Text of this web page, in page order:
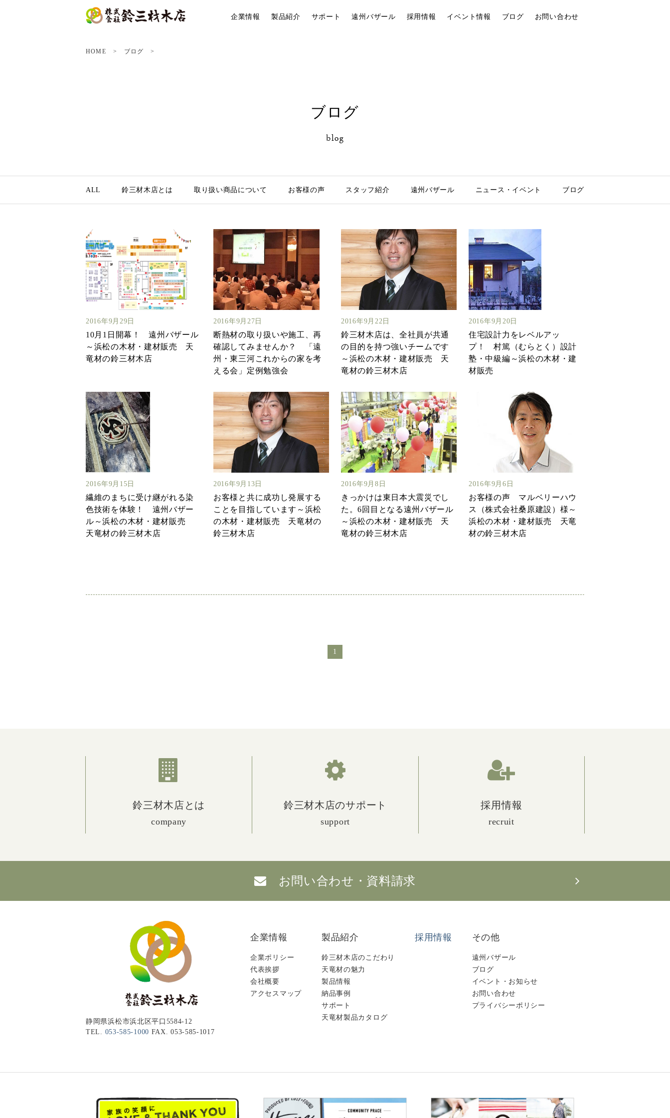
企業情報 製品紹介 サポート 遠州バザール 採用情報 イベント情報 ブログ お問い合わせ
HOME ブログ
ブログ
blog
ALL 鈴三材木店とは 取り扱い商品について お客様の声 スタッフ紹介 遠州バザール ニュース・イベント ブログ
2016年9月29日
10月1日開幕！ 遠州バザール
～浜松の木材・建材販売 天
竜材の鈴三材木店
2016年9月27日
断熱材の取り扱いや施工、再
確認してみませんか？ 「遠
州・東三河これからの家を考
える会」定例勉強会
2016年9月22日
鈴三材木店は、全社員が共通
の目的を持つ強いチームです
～浜松の木材・建材販売 天
竜材の鈴三材木店
2016年9月20日
住宅設計力をレベルアッ
プ！ 村篤（むらとく）設計
塾・中級編～浜松の木材・建
材販売
2016年9月15日
繊維のまちに受け継がれる染
色技術を体験！ 遠州バザー
ル～浜松の木材・建材販売
天竜材の鈴三材木店
2016年9月13日
お客様と共に成功し発展する
ことを目指しています～浜松
の木材・建材販売 天竜材の
鈴三材木店
2016年9月8日
きっかけは東日本大震災でし
た。6回目となる遠州バザール
～浜松の木材・建材販売 天
竜材の鈴三材木店
2016年9月6日
お客様の声 マルベリーハウ
ス（株式会社桑原建設）様～
浜松の木材・建材販売 天竜
材の鈴三材木店
1
鈴三材木店とは
company
鈴三材木店のサポート
support
採用情報
recruit
お問い合わせ・資料請求
静岡県浜松市浜北区平口5584-12
TEL. 053-585-1000 FAX. 053-585-1017
企業情報
企業ポリシー
代表挨拶
会社概要
アクセスマップ
製品紹介
鈴三材木店のこだわり
天竜材の魅力
製品情報
納品事例
サポート
天竜材製品カタログ
採用情報 その他
遠州バザール
ブログ
イベント・お知らせ
お問い合わせ
プライバシーポリシー